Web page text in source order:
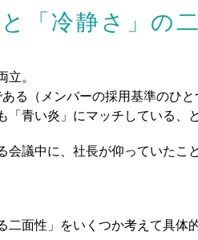
「冷静さ」の
立。
る（メンバーの採用基準のひ
青い炎」にマッチしている、と
会議中に、社長が仰っていた
面性」をいくつか考えて具体